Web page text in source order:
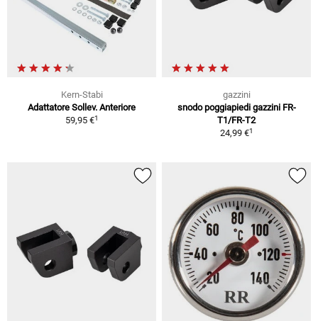
Kern-Stabi
Adattatore Sollev. Anteriore
59,95 €1
gazzini
snodo poggiapiedi gazzini FR-
T1/FR-T2
24,99 €1